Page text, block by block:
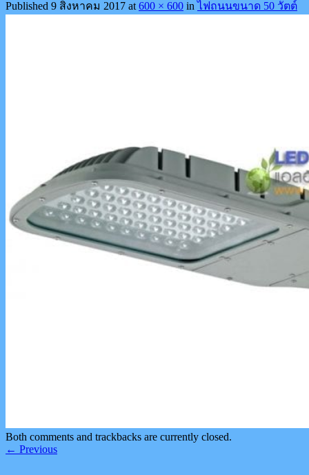
Published 9 สิงหาคม 2017 at 600 × 600 inไฟถนนขนาด 50 วัตต์
Both comments and trackbacks are currently closed.
← Previous